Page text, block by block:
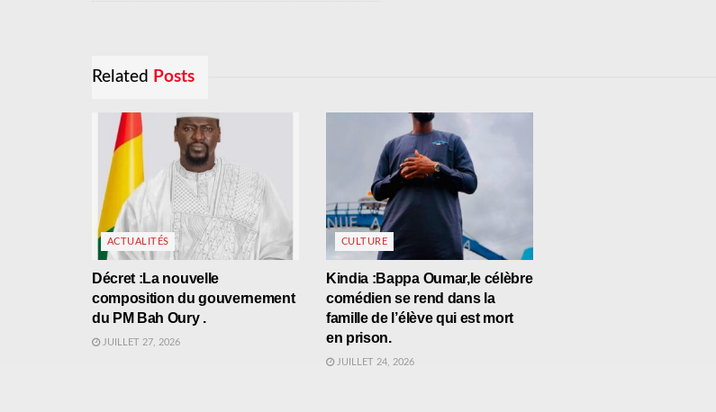
Related Posts
ACTUALITÉS
Décret :La nouvelle
composition du gouvernement
du PM Bah Oury .
JUILLET 27, 2026
CULTURE
Kindia :Bappa Oumar,le célèbre
comédien se rend dans la
famille de l’élève qui est mort
en prison.
JUILLET 24, 2026